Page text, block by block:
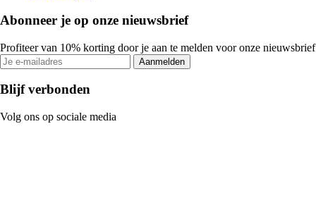
Abonneer je op onze nieuwsbrief
Profiteer van 10% korting door je aan te melden voor onze nieuwsbrief
Aanmelden
Blijf verbonden
Volg ons op sociale media